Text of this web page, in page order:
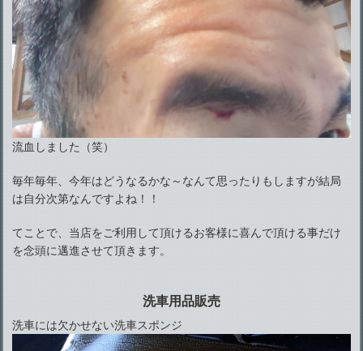
流血しました（笑）
毎年毎年、今年はどうなるかな～なんて思ったりもしますが結局
は自分次第なんですよね！！
てことで、当店をご利用して頂けるお客様に喜んで頂ける事だけ
を念頭に邁進させて頂きます。
洗車用品販売
洗車には欠かせない洗車スポンジ